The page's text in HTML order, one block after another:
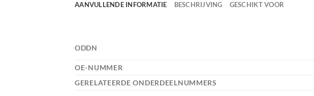
AANVULLENDE INFORMATIE BESCHRIJVING GESCHIKT VOOR
ODDN
OE-NUMMER
GERELATEERDE ONDERDEELNUMMERS